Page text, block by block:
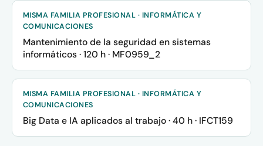
MISMA FAMILIA PROFESIONAL · INFORMÁTICA Y
COMUNICACIONES
Mantenimiento de la seguridad en sistemas
informáticos · 120 h · MF0959_2
MISMA FAMILIA PROFESIONAL · INFORMÁTICA Y
COMUNICACIONES
Big Data e IA aplicados al trabajo · 40 h · IFCT159